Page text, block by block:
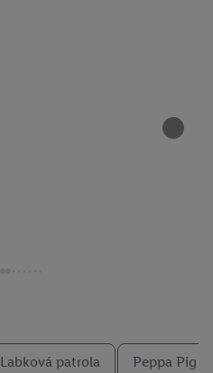
Labková patrola Peppa Pig